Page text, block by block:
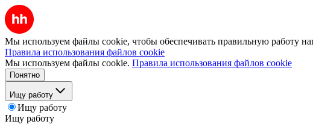
Мы используем файлы cookie, чтобы обеспечивать правильную работу
Правила использования файлов cookie
Мы используем файлы cookie. Правила использования файлов cookie
Понятно
Ищу работу
Ищу работу
Ищу работу